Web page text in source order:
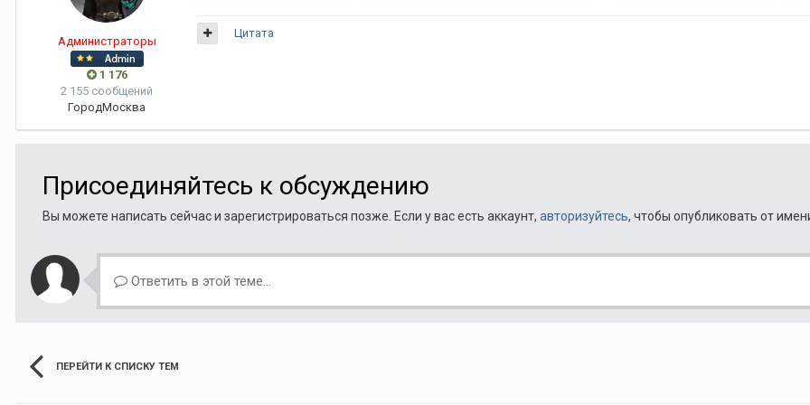
Администраторы
1 176
2 155 сообщений
ГородМосква
Цитата
Присоединяйтесь к обсуждению
Вы можете написать сейчас и зарегистрироваться позже. Если у вас есть аккаунт, авторизуйтесь, чтобы опубликовать от
Ответить в этой теме...
ПЕРЕЙТИ К СПИСКУ ТЕМ